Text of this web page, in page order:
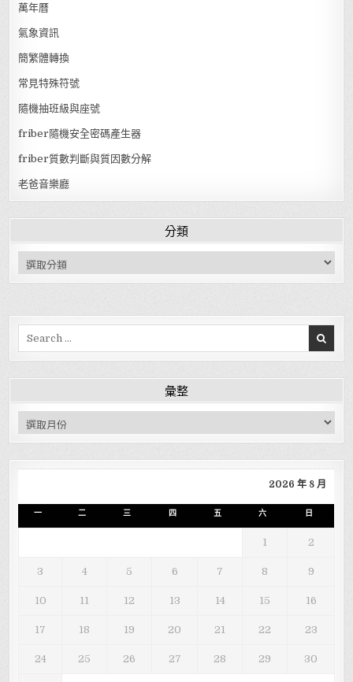
萬年曆
氣象資訊
簡繁體轉換
常見特殊符號
隨機抽班級與座號
friber隨機安全密碼產生器
friber質數判斷與質因數分解
老爸音樂廳
分類
分類
彙整
彙整
2026 年 8 月
一 二 三 四 五 六 日
1 2
3 4 5 6 7 8 9
10 11 12 13 14 15 16
17 18 19 20 21 22 23
24 25 26 27 28 29 30